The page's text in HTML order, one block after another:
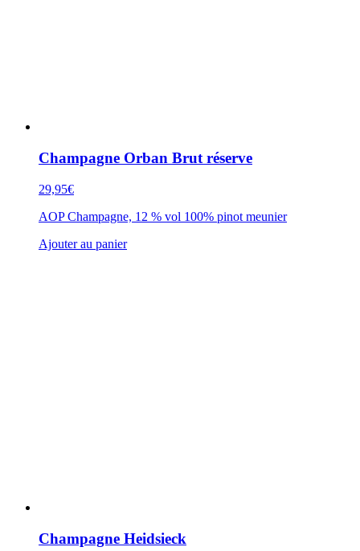
Champagne Orban Brut réserve
29,95€
AOP Champagne, 12 % vol 100% pinot meunier
Ajouter au panier
Champagne Heidsieck